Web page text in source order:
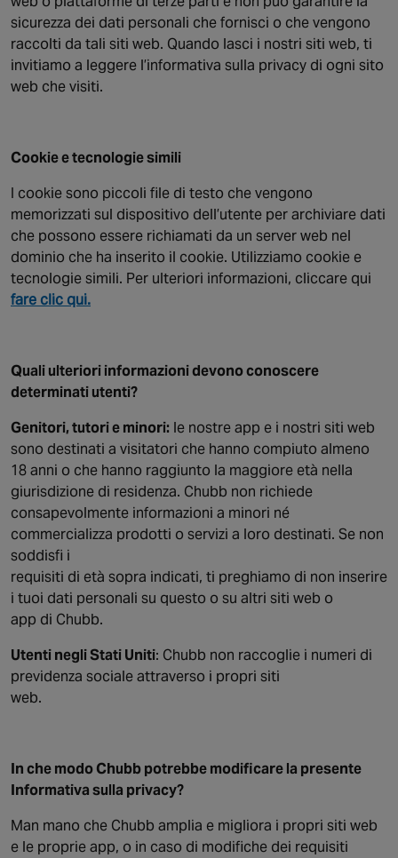
sicurezza dei dati personali che fornisci o che vengono
raccolti da tali siti web. Quando lasci i nostri siti web, ti
invitiamo a leggere l’informativa sulla privacy di ogni sito
web che visiti.
Cookie e tecnologie simili
I cookie sono piccoli file di testo che vengono
memorizzati sul dispositivo dell’utente per archiviare dati
che possono essere richiamati da un server web nel
dominio che ha inserito il cookie. Utilizziamo cookie e
tecnologie simili. Per ulteriori informazioni, cliccare qui
fare clic qui.
Quali ulteriori informazioni devono conoscere
determinati utenti?
Genitori, tutori e minori: le nostre app e i nostri siti web
sono destinati a visitatori che hanno compiuto almeno
18 anni o che hanno raggiunto la maggiore età nella
giurisdizione di residenza. Chubb non richiede
consapevolmente informazioni a minori né
commercializza prodotti o servizi a loro destinati. Se non
soddisfi i
requisiti di età sopra indicati, ti preghiamo di non inserire
i tuoi dati personali su questo o su altri siti web o
app di Chubb.
Utenti negli Stati Uniti: Chubb non raccoglie i numeri di
previdenza sociale attraverso i propri siti
web.
In che modo Chubb potrebbe modificare la presente
Informativa sulla privacy?
Man mano che Chubb amplia e migliora i propri siti web
e le proprie app, o in caso di modifiche dei requisiti